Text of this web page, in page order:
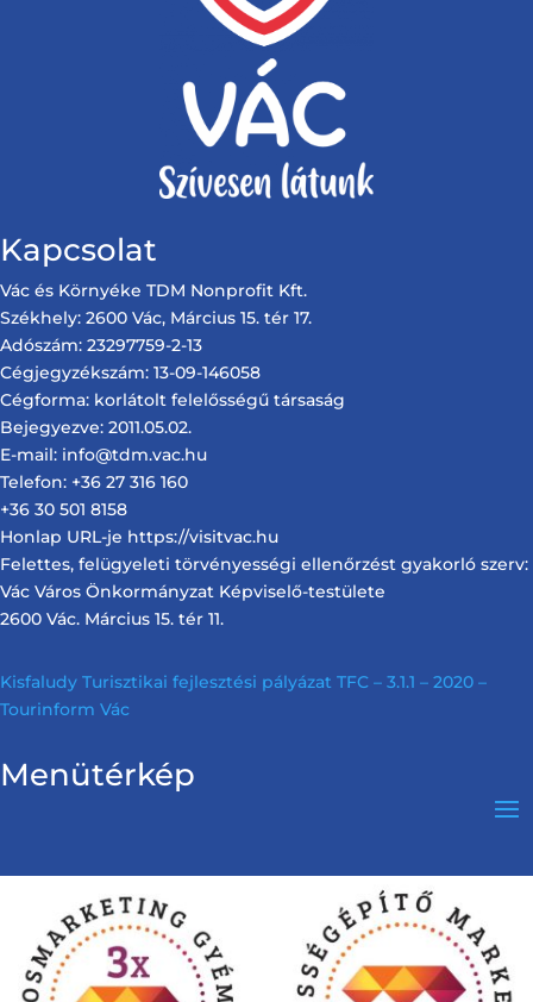
Kapcsolat
Vác és Környéke TDM Nonprofit Kft.
Székhely: 2600 Vác, Március 15. tér 17.
Adószám: 23297759-2-13
Cégjegyzékszám: 13-09-146058
Cégforma: korlátolt felelősségű társaság
Bejegyezve: 2011.05.02.
E-mail: info@tdm.vac.hu
Telefon: +36 27 316 160
+36 30 501 8158
Honlap URL-je https://visitvac.hu
Felettes, felügyeleti törvényességi ellenőrzést gyakorló szerv:
Vác Város Önkormányzat Képviselő-testülete
2600 Vác. Március 15. tér 11.
Kisfaludy Turisztikai fejlesztési pályázat TFC – 3.1.1 – 2020 –
Tourinform Vác
Menütérkép